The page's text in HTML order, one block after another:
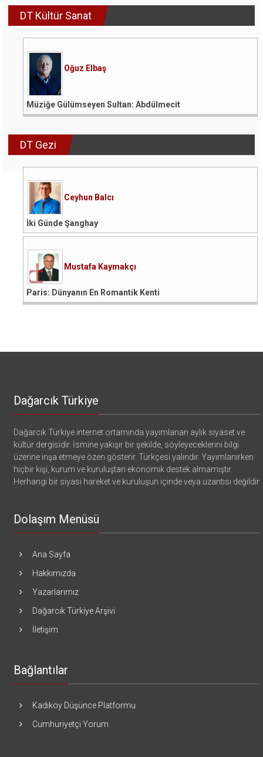
DT Kültür Sanat
Oğuz Elbaş
Müziğe Gülümseyen Sultan: Abdülmecit
DT Gezi
Ceyhun Balcı
İki Günde Şanghay
Mustafa Kaymakçı
Paris: Dünyanın En Romantik Kenti
Dağarcık Türkiye
Dağarcık Türkiye internet ortamında yayımlanan aylık siyaset ve
kültür dergisidir. İsmine yakışır bir şekilde, söyleyeceklerini bilgi
üzerine inşa etmeye özen gösterir. Türkçesi yalındır. Yayımlanırken
hiçbir kişi, kurum ve kuruluştan ekonomik destek almamıştır.
Herhangi bir siyasi hareket ve kuruluşun içinde veya uzantısı değildir
Dolaşım Menüsü
Ana Sayfa
Hakkımızda
Yazarlarımız
Dağarcık Türkiye Arşivi
İletişim
Bağlantılar
Kadıköy Düşünce Platformu
Cumhuriyetçi Yorum